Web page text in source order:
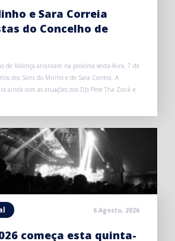
e Sara Correia
do Concelho de
de Valença arrancam na próxima sexta-feira, 7 de
dos Sons do Minho e de Sara Correia. A
ainda com as atuações dos DJs Pete Tha Zouk e
6 Agosto, 2026
começa esta quinta-